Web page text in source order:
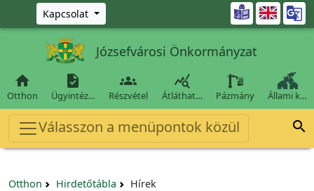
Ugrás a fő tartalomra
Kapcsolat 
Józsefvárosi Önkormányzat

Otthon

Ügyintéz…

Részvétel

Átláthat… Pázmány Állami k…
Válasszon a menüpontok közül 
Otthon Hirdetőtábla Hírek